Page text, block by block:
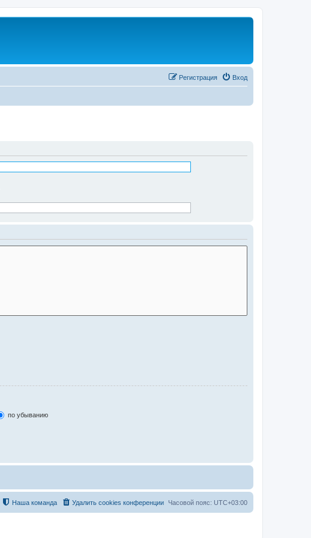
Вход
Регистрация
по убыванию
Часовой пояс: UTC+03:00
Удалить cookies конференции
Наша команда